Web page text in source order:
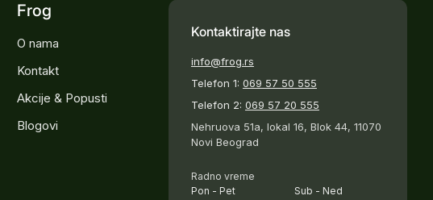
Frog
O nama
Kontakt
Akcije & Popusti
Blogovi
Kontaktirajte nas
info@frog.rs
Telefon 1: 069 57 50 555
Telefon 2: 069 57 20 555
Nehruova 51a, lokal 16, Blok 44, 11070
Novi Beograd
Radno vreme
Pon - Pet
Sub - Ned